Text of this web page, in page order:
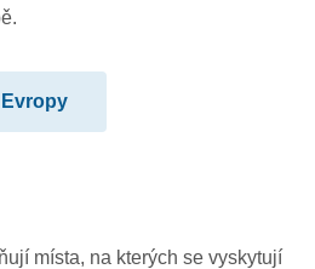
místa, na kterých se vyskytují